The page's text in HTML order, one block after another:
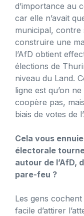
d’importance au
car elle n’avait
municipal, contre
construire une
l’AfD obtient
élections de
niveau du Land.
ligne est qu’on
coopère pas,
biais de votes de
Cela vous
électorale
autour de l’AfD,
pare-feu ?
Les gens
facile d’attirer